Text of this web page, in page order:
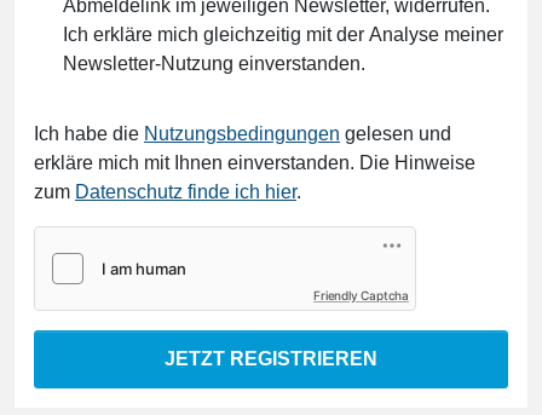
Abmeldelink im jeweiligen Newsletter, widerrufen.
Ich erkläre mich gleichzeitig mit der Analyse meiner
Newsletter-Nutzung einverstanden.
Ich habe die Nutzungsbedingungen gelesen und
erkläre mich mit Ihnen einverstanden. Die Hinweise
zum Datenschutz finde ich hier.
Friendly Captcha
JETZT REGISTRIEREN